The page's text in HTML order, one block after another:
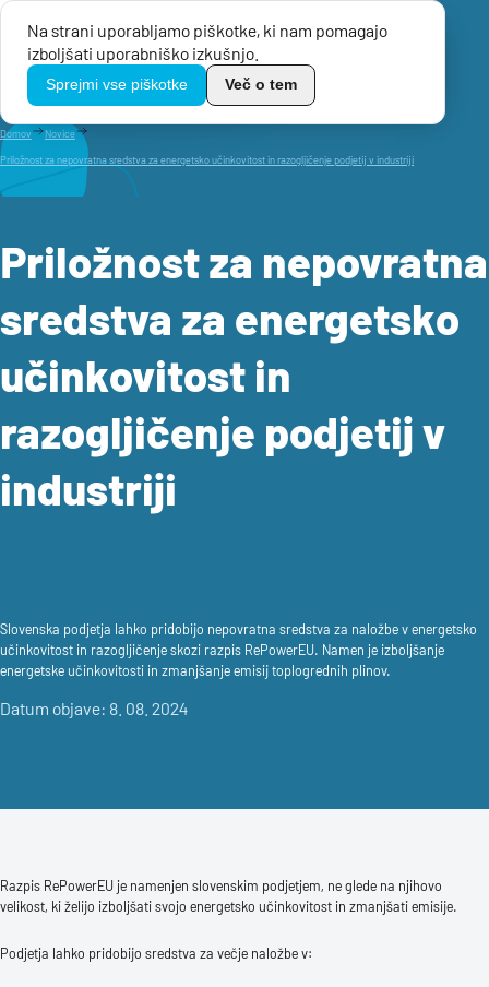
Na strani uporabljamo piškotke, ki nam pomagajo
izboljšati uporabniško izkušnjo.
Sprejmi vse piškotke Več o tem
TikoPro
Menu
Domov
Novice
Priložnost za nepovratna sredstva za energetsko učinkovitost in razogljičenje podjetij v industriji
Priložnost za nepovratna
sredstva za energetsko
učinkovitost in
razogljičenje podjetij v
industriji
Slovenska podjetja lahko pridobijo nepovratna sredstva za naložbe v energetsko
učinkovitost in razogljičenje skozi razpis RePowerEU. Namen je izboljšanje
energetske učinkovitosti in zmanjšanje emisij toplogrednih plinov.
Datum objave: 8. 08. 2024
Razpis RePowerEU je namenjen slovenskim podjetjem, ne glede na njihovo
velikost, ki želijo izboljšati svojo energetsko učinkovitost in zmanjšati emisije.
Podjetja lahko pridobijo sredstva za večje naložbe v: